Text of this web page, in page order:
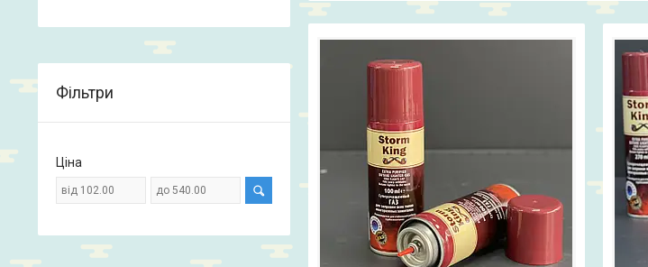
Фільтри
Ціна